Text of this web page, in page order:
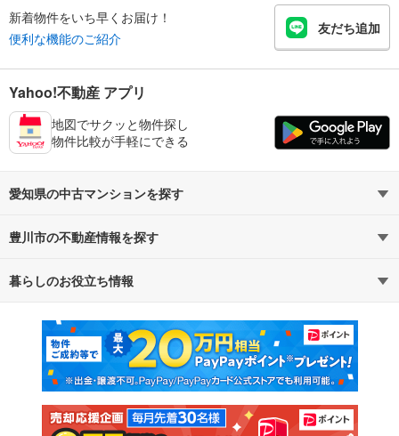
新着物件をいち早くお届け！
便利な機能のご紹介
友だち追加
Yahoo!不動産 アプリ
地図でサクッと物件探し
物件比較が手軽にできる
愛知県の中古マンションを探す
路線・駅から探す
通勤・通学時間から探す
豊川市の不動産情報を探す
不動産・住宅
新築マンション 中古マンション
新築一戸建て 中古一戸建て
注文住宅 土地
暮らしのお役立ち情報
マンションカタログ 教えて！住まいの先生